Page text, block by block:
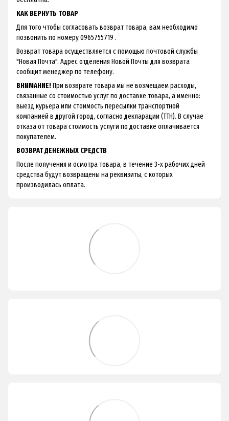
КАК ВЕРНУТЬ ТОВАР
Для того чтобы согласовать возврат товара, вам необходимо
позвонить по номеру 0965755719 .
Возврат товара осуществляется с помощью почтовой службы
"Новая Почта". Адрес отделения Новой Почты для возврата
сообщит менеджер по телефону.
ВНИМАНИЕ!При возврате товара мы не возмещаем расходы,
связанные со стоимостью услуг по доставке товара, а именно:
выезд курьера или стоимость пересылки транспортной
компанией в другой город, согласно декларации (ТТН). В случае
отказа от товара стоимость услуги по доставке оплачивается
покупателем.
ВОЗВРАТ ДЕНЕЖНЫХ СРЕДСТВ
После получения и осмотра товара, в течение 3-х рабочих дней
средства будут возвращены на реквизиты, с которых
производилась оплата.